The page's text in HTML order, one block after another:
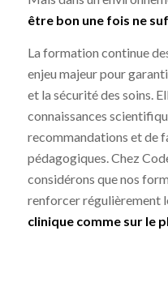
être bon une fois ne
La formation continue
enjeu majeur pour
et la sécurité des soins.
connaissances
recommandations et de
pédagogiques. Chez
considérons que nos
renforcer régulièrement
clinique comme sur le